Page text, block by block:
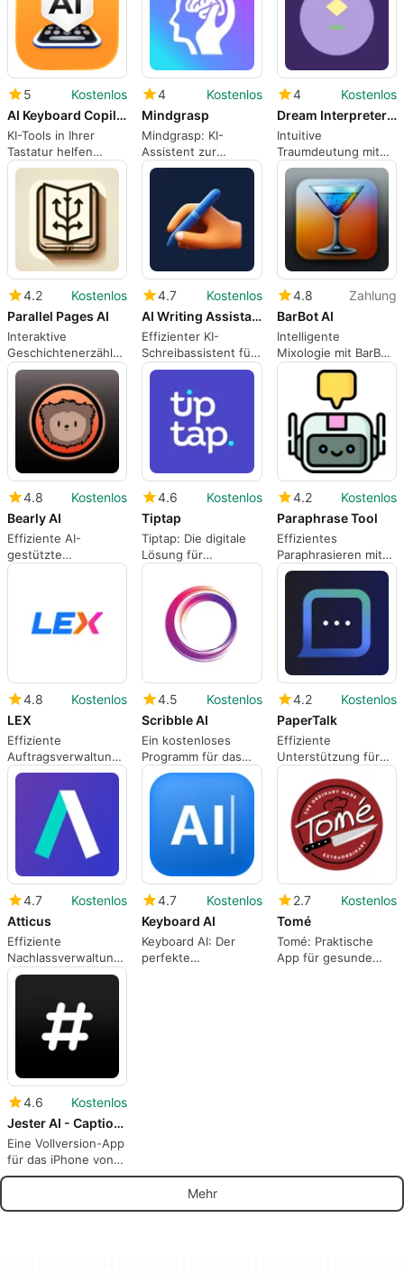
5
Kostenlos
AI Keyboard Copilot
KI-Tools in Ihrer
Tastatur helfen
Ihnen,
umzuformulieren,
Grammatik zu
korrigieren,
Synonyme ...
4
Kostenlos
Mindgrasp
Mindgrasp: KI-
Assistent zur
Umwandlung von
Lernmaterialien
4
Kostenlos
Dream Interpreter AI
Intuitive
Traumdeutung mit
Dream Interpreter AI
4.2
Kostenlos
Parallel Pages AI
Interaktive
Geschichtenerzählung
mit KI
4.7
Kostenlos
AI Writing Assistant
Effizienter KI-
Schreibassistent für
iPhone
4.8
Zahlung
BarBot AI
Intelligente
Mixologie mit BarBot
AI
4.8
Kostenlos
Bearly AI
Effiziente AI-
gestützte
Arbeitslösung für
4.6
Kostenlos
Tiptap
Tiptap: Die digitale
Lösung für
Schulfinanzen
4.2
Kostenlos
Paraphrase Tool
Effizientes
Paraphrasieren mit
Paraphrase Tool
4.8
Kostenlos
LEX
Effiziente
Auftragsverwaltung
mit LEX App
4.5
Kostenlos
Scribble AI
Ein kostenloses
Programm für das
iPhone von Sahil
Mehta.
4.2
Kostenlos
PaperTalk
Effiziente
Unterstützung für
akademische
Arbeiten
4.7
Kostenlos
Atticus
Effiziente
Nachlassverwaltung
mit Atticus
4.7
Kostenlos
Keyboard AI
Keyboard AI: Der
perfekte
2.7
Kostenlos
Tomé
Tomé: Praktische
App für gesunde
4.6
Kostenlos
Jester AI - Caption Writer
Eine Vollversion-App
für das iPhone von
Big Pineapple LLC.
Mehr